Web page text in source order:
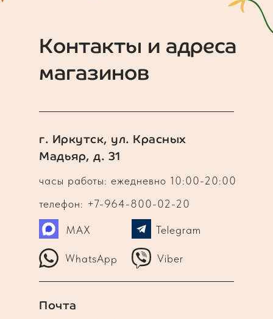
Контакты и адреса
магазинов
часы работы: ежедневно 10:00-20:00
г. Иркутск, ул. Красных
Мадьяр, д. 31
телефон: +7-964-800-02-20
WhatsApp Viber
Telegram
MAX
Почта